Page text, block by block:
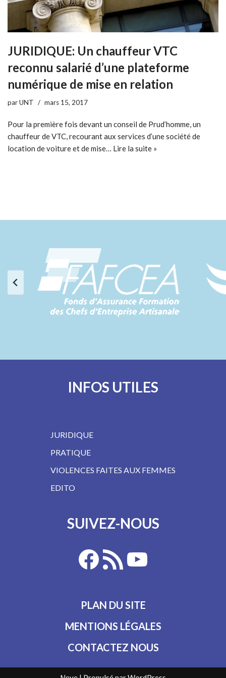
JURIDIQUE: Un chauffeur VTC
reconnu salarié d’une plateforme
numérique de mise en relation
parUNT mars 15, 2017
Pour la première fois devant un conseil de Prud’homme, un
chauffeur de VTC, recourant aux services d’une société de
location de voiture et de mise… Lire la suite »
INFOS UTILES
JURIDIQUE
PRATIQUE
VIOLENCES FAITES AUX FEMMES
EDITO
SUIVEZ-NOUS
PLAN DU SITE
MENTIONS LÉGALES
CONTACTEZ NOUS